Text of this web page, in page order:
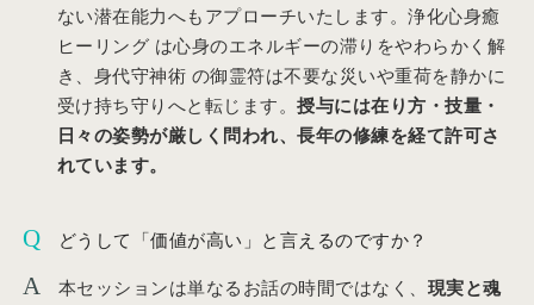
ない潜在能力へもアプローチいたします。浄化心身癒
ヒーリング は心身のエネルギーの滞りをやわらかく解
き、 身代守神術 の御霊符は不要な災いや重荷を静かに
受け持ち守りへと転じます。授与には在り方・技量・
日々の姿勢が厳しく問われ、長年の修練を経て許可さ
れています。
どうして「価値が高い」と言えるのですか？
本セッションは単なるお話の時間ではなく、 現実と魂